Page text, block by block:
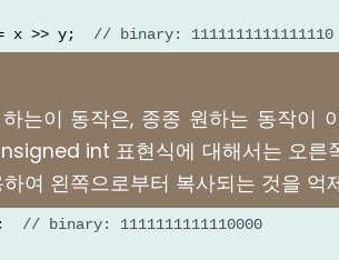
x >> y; // binary: 1111111111111110
는이 동작은, 종종 원하는 동작이
int 표현식에 대해서는 오른
여 왼쪽으로부터 복사되는 것을 억
// binary: 1111111111110000